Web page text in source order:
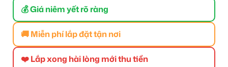
💰 Giá niêm yết rõ ràng
🚚 Miễn phí lắp đặt tận nơi
❤️ Lắp xong hài lòng mới thu tiền